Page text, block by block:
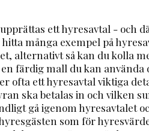
ett hyresavtal - och
många exempel på
alternativt så kan du kolla
färdig mall du kan använda
ofta ett hyresavtal viktiga
ska betalas in och vilken
gå igenom hyresavtalet
som för